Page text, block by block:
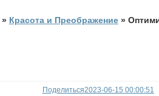
» Красота и Преображение »
Поделиться2023-06-15 00:00:51